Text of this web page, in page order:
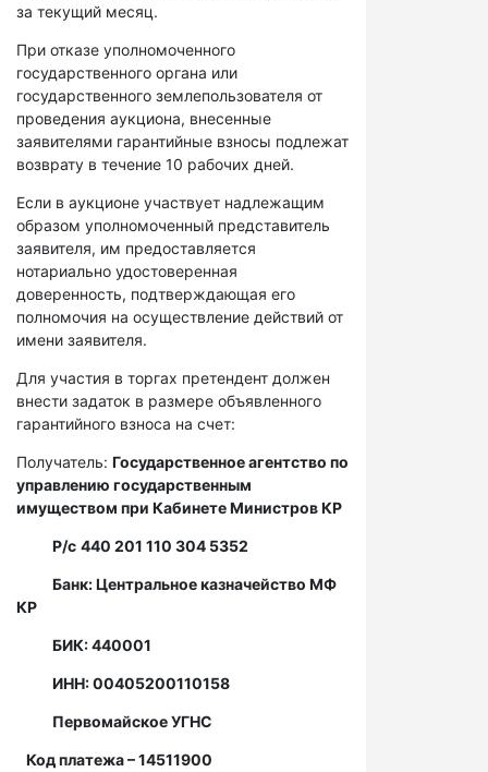
за текущий месяц.
При отказе уполномоченного
государственного органа или
государственного землепользователя от
проведения аукциона, внесенные
заявителями гарантийные взносы подлежат
возврату в течение 10 рабочих дней.
Если в аукционе участвует надлежащим
образом уполномоченный представитель
заявителя, им предоставляется
нотариально удостоверенная
доверенность, подтверждающая его
полномочия на осуществление действий от
имени заявителя.
Для участия в торгах претендент должен
внести задаток в размере объявленного
гарантийного взноса на счет:
Получатель: Государственное агентство по
управлению государственным
имуществом при Кабинете Министров КР
Р/с 440 201 110 304 5352
Банк: Центральное казначейство МФ
КР
БИК: 440001
ИНН: 00405200110158
Первомайское УГНС
Код платежа – 14511900